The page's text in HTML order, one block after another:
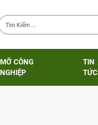
MỠ CÔNG
NGHIỆP
TIN
TỨC